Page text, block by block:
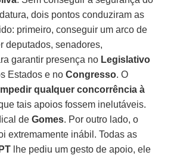
dois pontos conduziram as
primeiro, conseguir um arco de
deputados, senadores,
garantir presença no Legislativo
Estados e noCongresso. O
qualquer concorrência à
tais apoios fossem inelutáveis.
deGomes. Por outro lado, o
extremamente inábil. Todas as
PT lhe pediu um gesto de apoio, ele